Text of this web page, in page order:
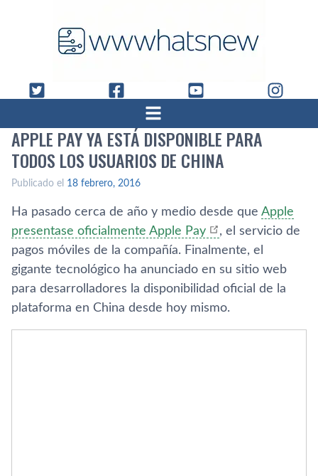
APPLE PAY YA ESTÁ DISPONIBLE PARA
TODOS LOS USUARIOS DE CHINA
Publicado el 18 febrero, 2016
Ha pasado cerca de año y medio desde que Apple
presentase oficialmente Apple Pay
, el servicio de
pagos móviles de la compañí­a. Finalmente, el
gigante tecnológico ha anunciado en su sitio web
para desarrolladores la disponibilidad oficial de la
plataforma en China desde hoy mismo.